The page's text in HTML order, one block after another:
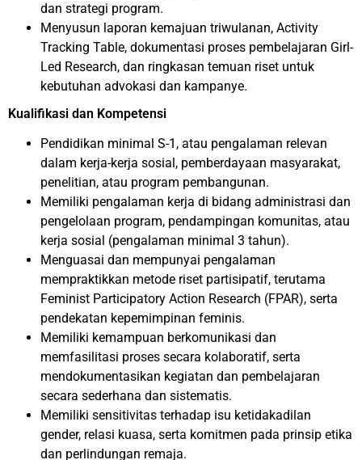
dan strategi program.
Menyusun laporan kemajuan triwulanan, Activity
Tracking Table, dokumentasi proses pembelajaran Girl-
Led Research, dan ringkasan temuan riset untuk
kebutuhan advokasi dan kampanye.
Kualifikasi dan Kompetensi
Pendidikan minimal S-1, atau pengalaman relevan
dalam kerja-kerja sosial, pemberdayaan masyarakat,
penelitian, atau program pembangunan.
Memiliki pengalaman kerja di bidang administrasi dan
pengelolaan program, pendampingan komunitas, atau
kerja sosial (pengalaman minimal 3 tahun).
Menguasai dan mempunyai pengalaman
mempraktikkan metode riset partisipatif, terutama
Feminist Participatory Action Research (FPAR), serta
pendekatan kepemimpinan feminis.
Memiliki kemampuan berkomunikasi dan
memfasilitasi proses secara kolaboratif, serta
mendokumentasikan kegiatan dan pembelajaran
secara sederhana dan sistematis.
Memiliki sensitivitas terhadap isu ketidakadilan
gender, relasi kuasa, serta komitmen pada prinsip etika
dan perlindungan remaja.